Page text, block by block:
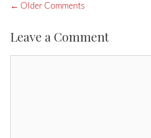
COMMENT
← Older Comments
Leave a Comment